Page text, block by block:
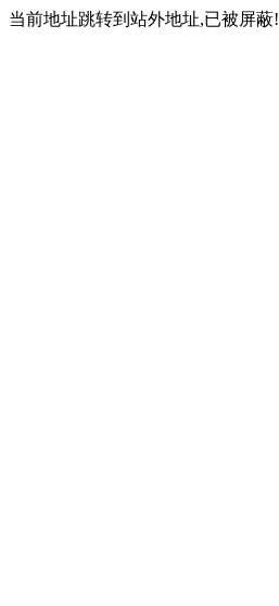
当前地址跳转到站外地址,已被屏蔽!